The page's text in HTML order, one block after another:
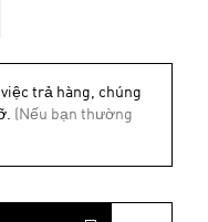
trả hàng, chúng
(Nếu bạn thường